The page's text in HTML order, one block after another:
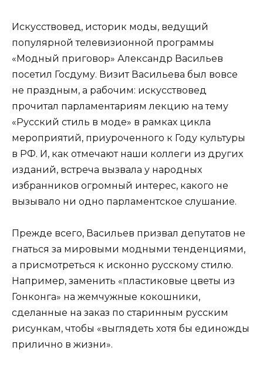
Искусствовед, историк моды, ведущий
популярной телевизионной программы
«Модный приговор» Александр Васильев
посетил Госдуму. Визит Васильева был вовсе
не праздным, а рабочим: искусствовед
прочитал парламентариям лекцию на тему
«Русский стиль в моде» в рамках цикла
мероприятий, приуроченного к Году культуры
в РФ. И, как отмечают наши коллеги из других
изданий, встреча вызвала у народных
избранников огромный интерес, какого не
вызывало ни одно парламентское слушание.
Прежде всего, Васильев призвал депутатов не
гнаться за мировыми модными тенденциями,
а присмотреться к исконно русскому стилю.
Например, заменить «пластиковые цветы из
Гонконга» на жемчужные кокошники,
сделанные на заказ по старинным русским
рисункам, чтобы «выглядеть хотя бы единожды
прилично в жизни».